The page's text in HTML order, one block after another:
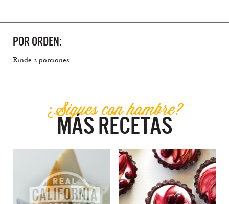
POR ORDEN:
Rinde 2 porciones
¿Sigues con hambre?
MÁS RECETAS